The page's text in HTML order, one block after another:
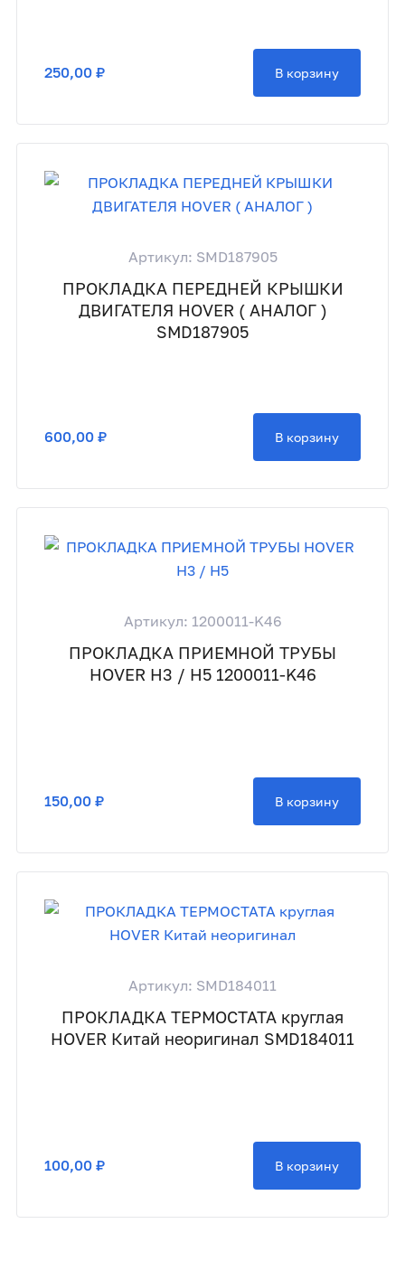
250,00 ₽ В корзину
Артикул: SMD187905
ПРОКЛАДКА ПЕРЕДНЕЙ КРЫШКИ
ДВИГАТЕЛЯ HOVER ( АНАЛОГ )
SMD187905
600,00 ₽ В корзину
Артикул: 1200011-K46
ПРОКЛАДКА ПРИЕМНОЙ ТРУБЫ
HOVER H3 / H5 1200011-K46
150,00 ₽ В корзину
Артикул: SMD184011
ПРОКЛАДКА ТЕРМОСТАТА круглая
HOVER Китай неоригинал SMD184011
100,00 ₽ В корзину